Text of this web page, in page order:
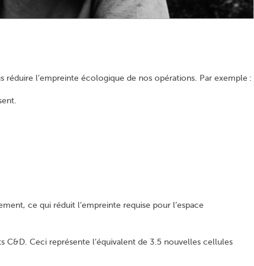
l’empreinte écologique de nos opérations. Par exemple :
ce qui réduit l’empreinte requise pour l’espace
Ceci représente l’équivalent de 3.5 nouvelles cellules